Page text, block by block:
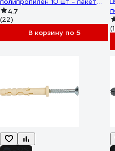
103904
4.7
(22)
В корзину по 5